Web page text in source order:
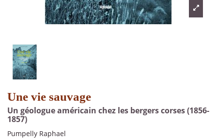
Une vie sauvage
Un géologue américain chez les bergers corses (1856-
1857)
Pumpelly Raphael